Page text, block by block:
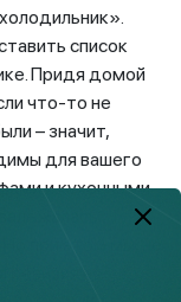
список
Придя домой
что-то не
– значит,
для вашего
и кухонными
не